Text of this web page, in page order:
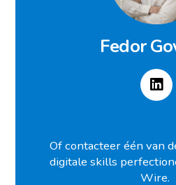
Fedor
Of contacteer één van
digitale skills
Wire.